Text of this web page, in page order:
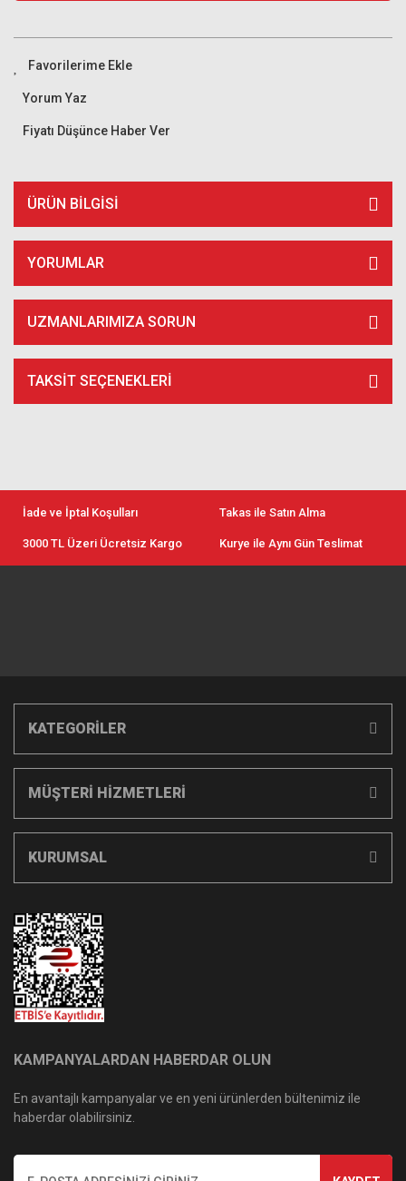
Yorum Yaz
Fiyatı Düşünce Haber Ver
ÜRÜN BILGISI
YORUMLAR
UZMANLARIMIZA SORUN
TAKSIT SEÇENEKLERI
İade ve İptal Koşulları Takas ile Satın Alma
3000 TL Üzeri Ücretsiz Kargo Kurye ile Aynı Gün Teslimat
KATEGORİLER
MÜŞTERİ HİZMETLERİ
KURUMSAL
KAMPANYALARDAN HABERDAR OLUN
En avantajlı kampanyalar ve en yeni ürünlerden bültenimiz ile
haberdar olabilirsiniz.